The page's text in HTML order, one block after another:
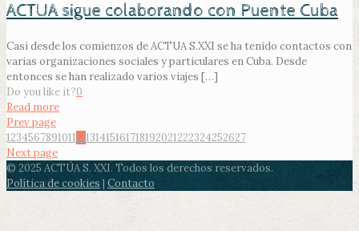
ACTUA sigue colaborando con Puente Cuba
Casi desde los comienzos de ACTUA S.XXI se ha tenido contactos con
varias organizaciones sociales y particulares en Cuba. Desde
entonces se han realizado varios viajes […]
Do you like it?0
Read more
Prev page
123456789101112131415161718192021222324252627
Next page
© 2025 ACTÚA S. XXI. Todos los derechos reservados.
Política de cookies | Contacto